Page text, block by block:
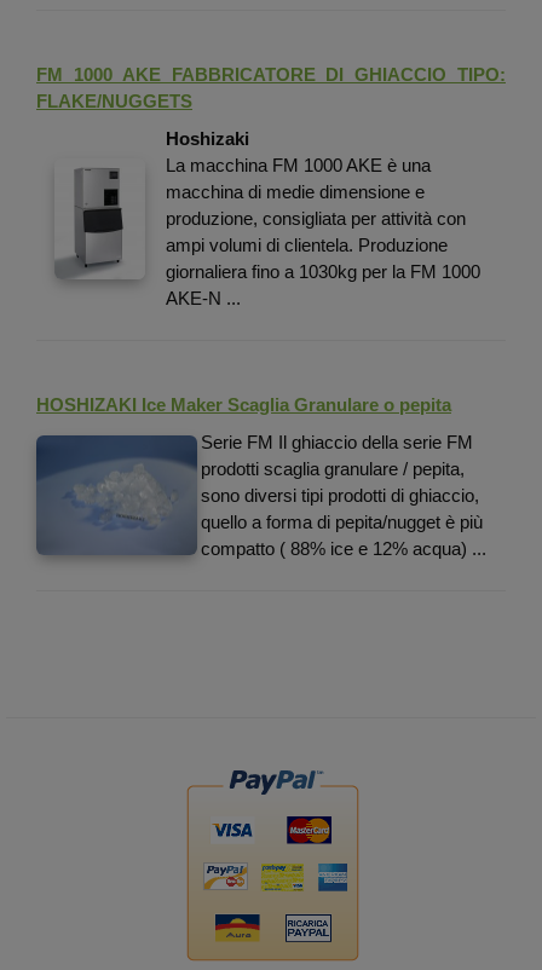
FM 1000 AKE FABBRICATORE DI GHIACCIO TIPO:
FLAKE/NUGGETS
Hoshizaki
La macchina FM 1000 AKE è una
macchina di medie dimensione e
produzione, consigliata per attività con
ampi volumi di clientela. Produzione
giornaliera fino a 1030kg per la FM 1000
AKE-N ...
HOSHIZAKI Ice Maker Scaglia Granulare o pepita
Serie FM Il ghiaccio della serie FM
prodotti scaglia granulare / pepita,
sono diversi tipi prodotti di ghiaccio,
quello a forma di pepita/nugget è più
compatto ( 88% ice e 12% acqua) ...